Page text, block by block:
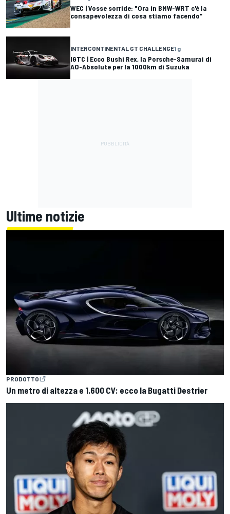
WEC | Vosse sorride: "Ora in BMW-WRT c'è la
consapevolezza di cosa stiamo facendo"
INTERCONTINENTAL GT CHALLENGE1 g
IGTC | Ecco Bushi Rex, la Porsche-Samurai di
AO-Absolute per la 1000km di Suzuka
Ultime notizie
PRODOTTO
Un metro di altezza e 1.600 CV: ecco la Bugatti Destrier